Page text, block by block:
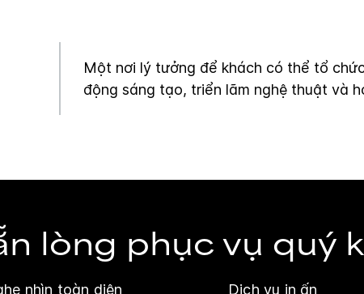
Một nơi lý tưởng để khách có thể tổ
động sáng tạo, triển lãm nghệ thuật và
lòng phục vụ quý
nhìn toàn diện
Dịch vụ in ấn